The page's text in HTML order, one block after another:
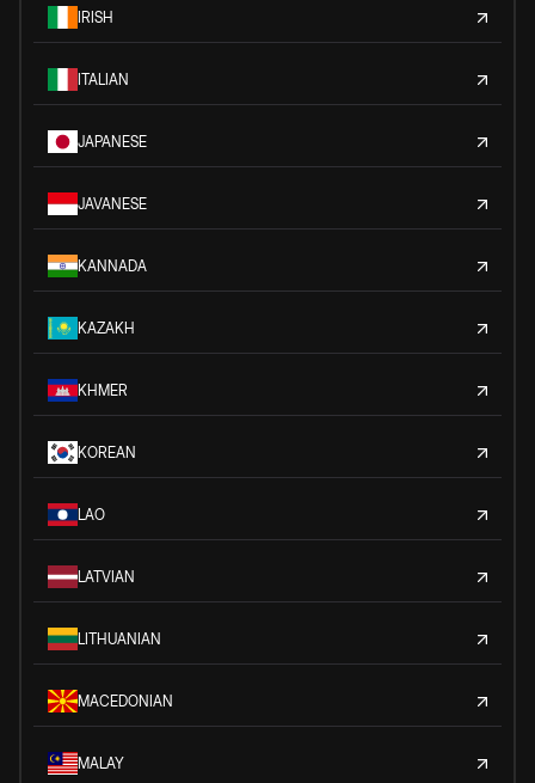
IRISH
ITALIAN
JAPANESE
JAVANESE
KANNADA
KAZAKH
KHMER
KOREAN
LAO
LATVIAN
LITHUANIAN
MACEDONIAN
MALAY